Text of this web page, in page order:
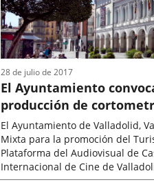
El Ayuntamiento
producción de
El Ayuntamiento de Valladolid,
Mixta para la promoción del
Plataforma del Audiovisual de
Internacional de Cine de
concurso de producción...
28 de julio de 2017